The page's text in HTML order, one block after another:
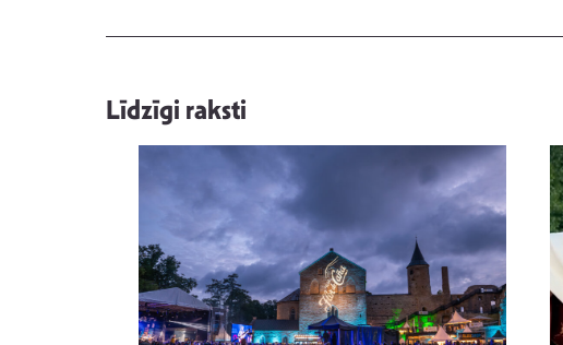
Līdzīgi raksti